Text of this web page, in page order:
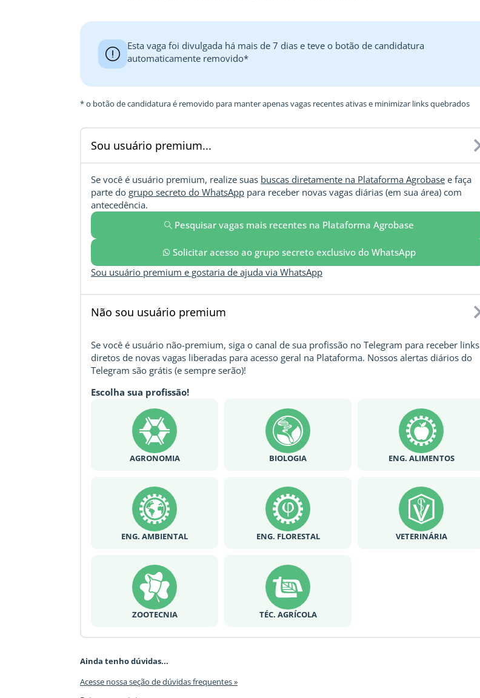
Esta vaga foi divulgada há mais de 7 dias e teve o botão de candidatura
automaticamente removido*
* o botão de candidatura é removido para manter apenas vagas recentes ativas e minimizar links quebrados
Sou usuário premium...
Se você é usuário premium, realize suas buscas diretamente na Plataforma Agrobase e faça
parte do grupo secreto do WhatsApp para receber novas vagas diárias (em sua área) com
antecedência.
Pesquisar vagas mais recentes na Plataforma Agrobase
Solicitar acesso ao grupo secreto exclusivo do WhatsApp
Sou usuário premium e gostaria de ajuda via WhatsApp
Não sou usuário premium
Se você é usuário não-premium, siga o canal de sua profissão no Telegram para receber links
diretos de novas vagas liberadas para acesso geral na Plataforma. Nossos alertas diários do
Telegram são grátis (e sempre serão)!
Escolha sua profissão!
AGRONOMIA BIOLOGIA ENG. ALIMENTOS
ENG. AMBIENTAL ENG. FLORESTAL VETERINÁRIA
ZOOTECNIA TÉC. AGRÍCOLA
Ainda tenho dúvidas...
Acesse nossa seção de dúvidas frequentes »